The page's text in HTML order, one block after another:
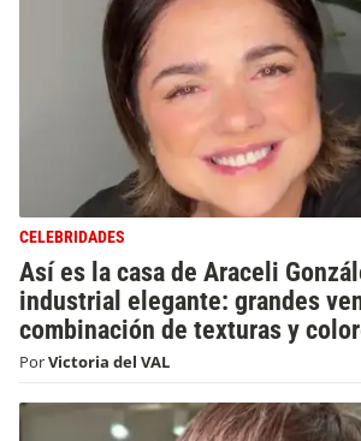
CELEBRIDADES
Así es la casa de Araceli
industrial elegante: grandes
combinación de texturas y
PorVictoria del VAL